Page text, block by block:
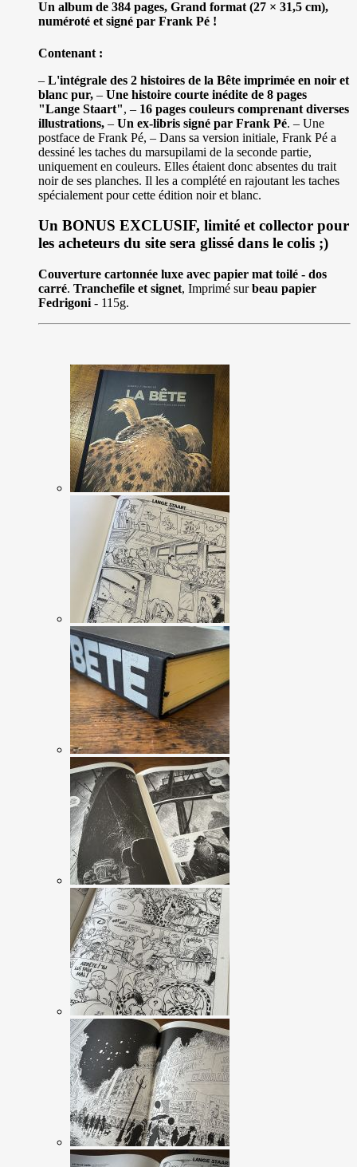
Un album de 384 pages, Grand format (27 × 31,5 cm),
numéroté et signé par Frank Pé !
Contenant :
– L'intégrale des 2 histoires de la Bête imprimée en noir et
blanc pur, – Une histoire courte inédite de 8 pages
"Lange Staart", – 16 pages couleurs comprenant diverses
illustrations, – Un ex-libris signé par Frank Pé. – Une
postface de Frank Pé, – Dans sa version initiale, Frank Pé a
dessiné les taches du marsupilami de la seconde partie,
uniquement en couleurs. Elles étaient donc absentes du trait
noir de ses planches. Il les a complété en rajoutant les taches
spécialement pour cette édition noir et blanc.
Un BONUS EXCLUSIF, limité et collector pour
les acheteurs du site sera glissé dans le colis ;)
Couverture cartonnée luxe avec papier mat toilé - dos
carré. Tranchefile et signet, Imprimé surbeau papier
Fedrigoni - 115g.